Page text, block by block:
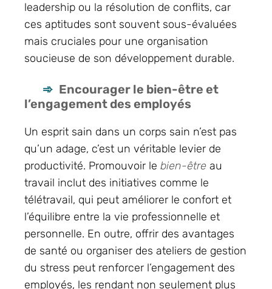
leadership ou la résolution de conflits, car
ces aptitudes sont souvent sous-évaluées
mais cruciales pour une organisation
soucieuse de son développement durable.
Encourager le bien-être et
l’engagement des employés
Un esprit sain dans un corps sain n’est pas
qu’un adage, c’est un véritable levier de
productivité. Promouvoir le bien-être au
travail inclut des initiatives comme le
télétravail, qui peut améliorer le confort et
l’équilibre entre la vie professionnelle et
personnelle. En outre, offrir des avantages
de santé ou organiser des ateliers de gestion
du stress peut renforcer l’engagement des
employés, les rendant non seulement plus